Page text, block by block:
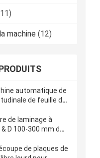
machine (12)
automatique de
de feuille de
de laminage à
D 100-300 mm de
de plaques de